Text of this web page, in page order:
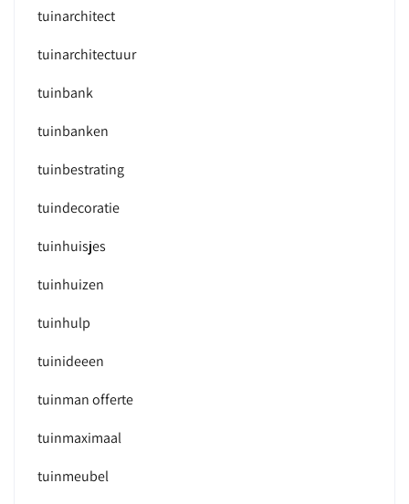
tuinarchitect
tuinarchitectuur
tuinbank
tuinbanken
tuinbestrating
tuindecoratie
tuinhuisjes
tuinhuizen
tuinhulp
tuinideeen
tuinman offerte
tuinmaximaal
tuinmeubel